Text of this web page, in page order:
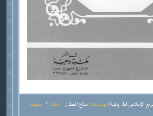
الإسلامي (ط. وهبة)نویسنده :مناع القطان جلد : صفحه